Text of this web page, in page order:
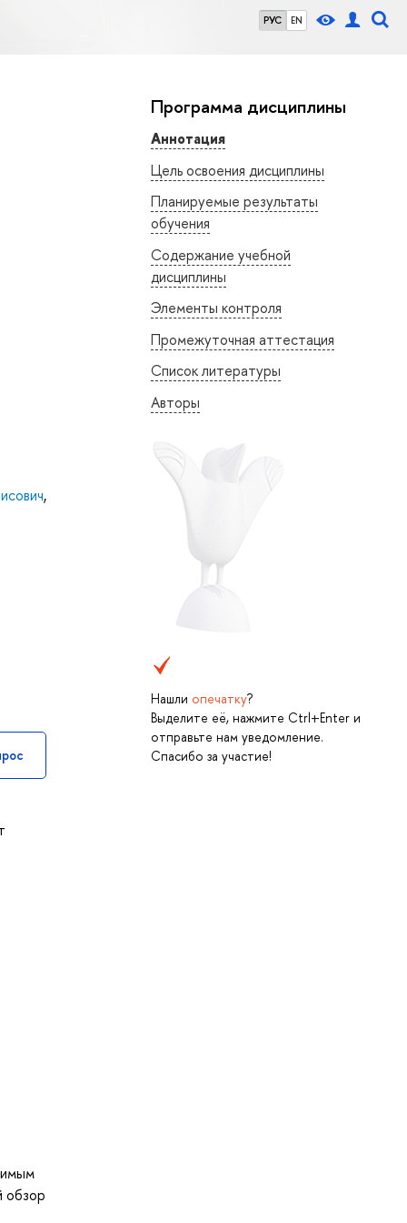
РУС EN
Программа дисциплины
Аннотация
Цель освоения дисциплины
Планируемые результаты
обучения
Содержание учебной
дисциплины
Элементы контроля
Промежуточная аттестация
Список литературы
Авторы
Нашли опечатку?
Выделите её, нажмите Ctrl+Enter и
отправьте нам уведомление.
Спасибо за участие!
,
обзор